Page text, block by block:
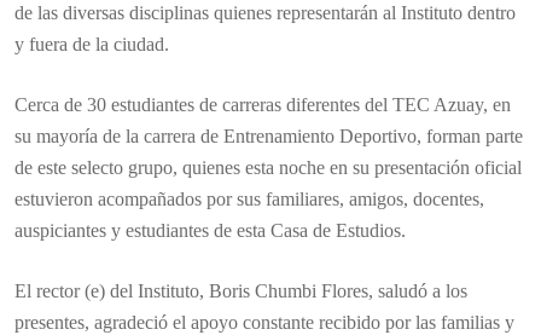
E
N
de las diversas disciplinas quienes representarán al Instituto dentro
y fuera de la ciudad.
Cerca de 30 estudiantes de carreras diferentes del TEC Azuay, en
su mayoría de la carrera de Entrenamiento Deportivo, forman parte
de este selecto grupo, quienes esta noche en su presentación oficial
estuvieron acompañados por sus familiares, amigos, docentes,
auspiciantes y estudiantes de esta Casa de Estudios.
El rector (e) del Instituto, Boris Chumbi Flores, saludó a los
presentes, agradeció el apoyo constante recibido por las familias y